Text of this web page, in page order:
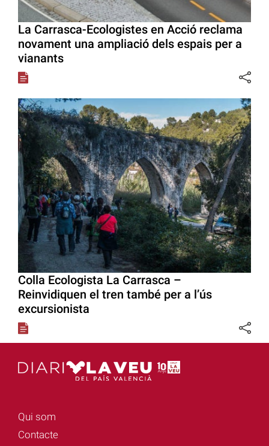
La Carrasca-Ecologistes en Acció reclama
novament una ampliació dels espais per a
vianants
Colla Ecologista La Carrasca –
Reinvidiquen el tren també per a l’ús
excursionista
Qui som
Contacte